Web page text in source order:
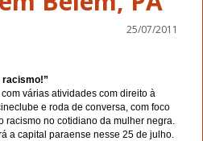
25/07/2011
racismo!”
várias atividades com direito à
e roda de conversa, com foco
racismo no cotidiano da mulher negra.
a capital paraense nesse 25 de julho.